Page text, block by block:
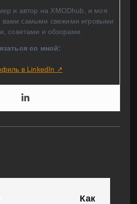
и автор на XMODhub, и моя
вами самыми свежими игровыми
советами и обзорами.
со мной:
в LinkedIn ↗
Как